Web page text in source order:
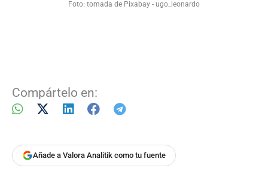
Foto: tomada de Pixabay - ugo_leonardo
Compártelo en:
Añade a Valora Analitik como tu fuente